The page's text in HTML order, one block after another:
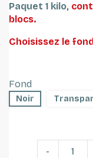
Paquet 1 kilo,
blocs.
Choisissez le
Fond
Noir
-